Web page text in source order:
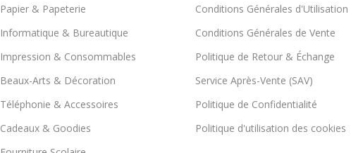
Papier & Papeterie
Informatique & Bureautique
Impression & Consommables
Beaux-Arts & Décoration
Téléphonie & Accessoires
Cadeaux & Goodies
Conditions Générales d'Utilisation
Conditions Générales de Vente
Politique de Retour & Échange
Service Après-Vente (SAV)
Politique de Confidentialité
Politique d'utilisation des cookies